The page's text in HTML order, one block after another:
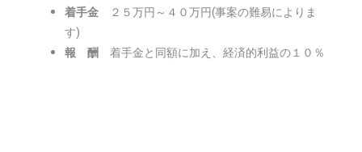
着手金 ２５万円～４０万円(事案の難易によりま
す)
報 酬 着手金と同額に加え、経済的利益の１０％